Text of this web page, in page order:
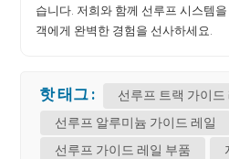
습니다. 저희와 함께 선루프 시스템
객에게 완벽한 경험을 선사하세요.
핫 태그 :
선루프 트랙 가이드
선루프 알루미늄 가이드 레일
선루프 가이드 레일 부품